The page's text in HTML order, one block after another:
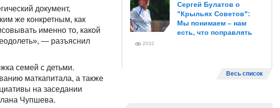
документ,
же конкретным, как
именно то, какой
— разъяснил
семей с детьми.
маткапитала, а также
на заседании
Чупшева.
Сергей Булатов о
"Крыльях Советов":
Мы понимаем – нам
есть, что поправлять
2032
Весь список